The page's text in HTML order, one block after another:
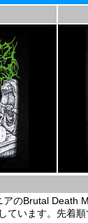
アのBrutal Death
ています。先着